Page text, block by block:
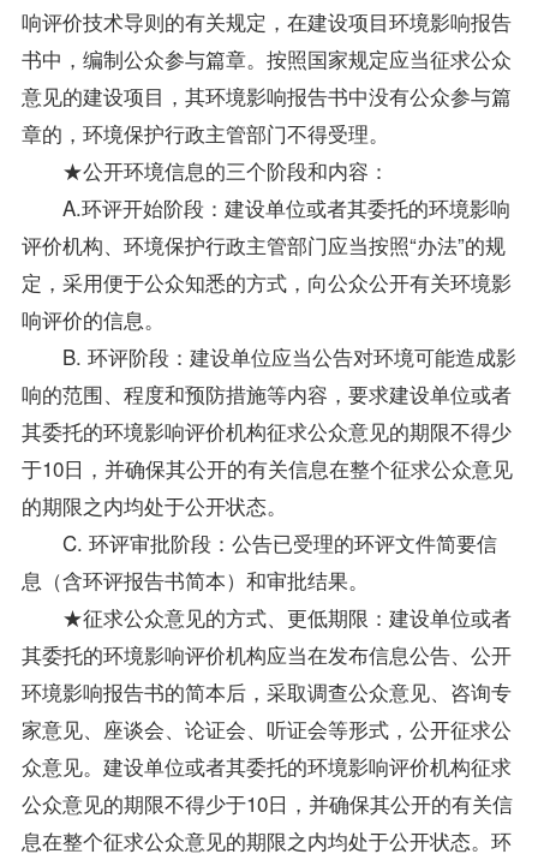
响评价技术导则的有关规定，在建设项目环境影响报告
书中，编制公众参与篇章。按照国家规定应当征求公众
意见的建设项目，其环境影响报告书中没有公众参与篇
章的，环境保护行政主管部门不得受理。
★公开环境信息的三个阶段和内容：
A.环评开始阶段：建设单位或者其委托的环境影响
评价机构、环境保护行政主管部门应当按照“办法”的规
定，采用便于公众知悉的方式，向公众公开有关环境影
响评价的信息。
B. 环评阶段：建设单位应当公告对环境可能造成影
响的范围、程度和预防措施等内容，要求建设单位或者
其委托的环境影响评价机构征求公众意见的期限不得少
于10日，并确保其公开的有关信息在整个征求公众意见
的期限之内均处于公开状态。
C. 环评审批阶段：公告已受理的环评文件简要信
息（含环评报告书简本）和审批结果。
★征求公众意见的方式、更低期限：建设单位或者
其委托的环境影响评价机构应当在发布信息公告、公开
环境影响报告书的简本后，采取调查公众意见、咨询专
家意见、座谈会、论证会、听证会等形式，公开征求公
众意见。建设单位或者其委托的环境影响评价机构征求
公众意见的期限不得少于10日，并确保其公开的有关信
息在整个征求公众意见的期限之内均处于公开状态。环